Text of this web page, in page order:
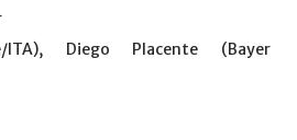
ITA), Diego Placente (Bayer